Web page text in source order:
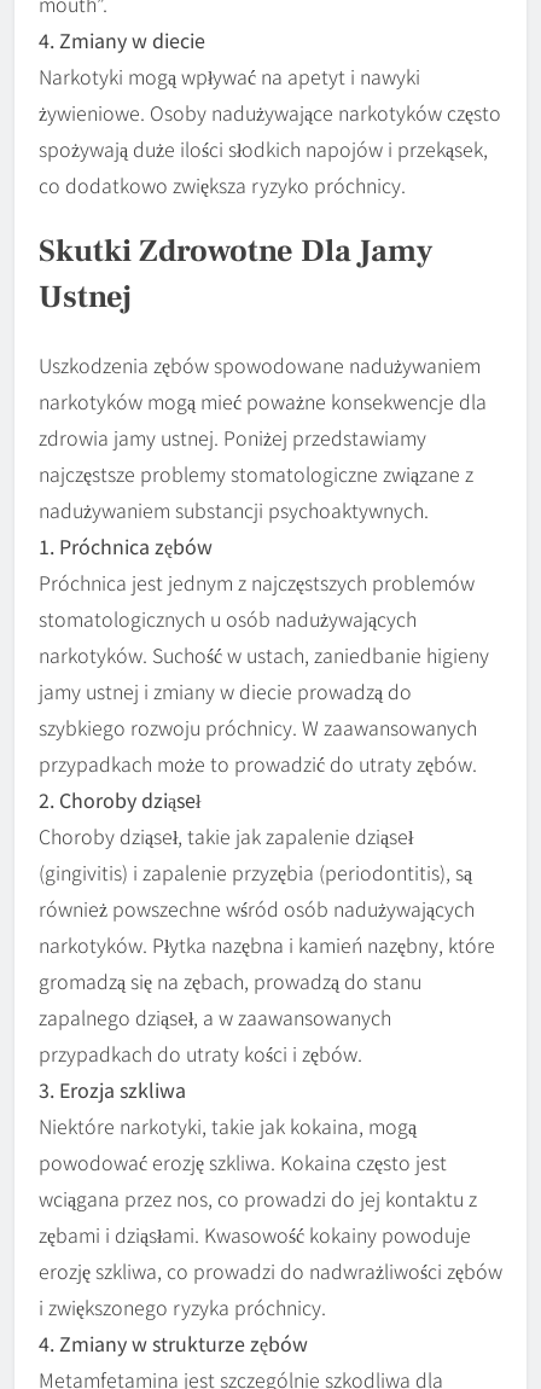
4. Zmiany w diecie
Narkotyki mogą wpływać na apetyt i nawyki
żywieniowe. Osoby nadużywające narkotyków często
spożywają duże ilości słodkich napojów i przekąsek,
co dodatkowo zwiększa ryzyko próchnicy.
Skutki Zdrowotne Dla Jamy
Ustnej
Uszkodzenia zębów spowodowane nadużywaniem
narkotyków mogą mieć poważne konsekwencje dla
zdrowia jamy ustnej. Poniżej przedstawiamy
najczęstsze problemy stomatologiczne związane z
nadużywaniem substancji psychoaktywnych.
1. Próchnica zębów
Próchnica jest jednym z najczęstszych problemów
stomatologicznych u osób nadużywających
narkotyków. Suchość w ustach, zaniedbanie higieny
jamy ustnej i zmiany w diecie prowadzą do
szybkiego rozwoju próchnicy. W zaawansowanych
przypadkach może to prowadzić do utraty zębów.
2. Choroby dziąseł
Choroby dziąseł, takie jak zapalenie dziąseł
(gingivitis) i zapalenie przyzębia (periodontitis), są
również powszechne wśród osób nadużywających
narkotyków. Płytka nazębna i kamień nazębny, które
gromadzą się na zębach, prowadzą do stanu
zapalnego dziąseł, a w zaawansowanych
przypadkach do utraty kości i zębów.
3. Erozja szkliwa
Niektóre narkotyki, takie jak kokaina, mogą
powodować erozję szkliwa. Kokaina często jest
wciągana przez nos, co prowadzi do jej kontaktu z
zębami i dziąsłami. Kwasowość kokainy powoduje
erozję szkliwa, co prowadzi do nadwrażliwości zębów
i zwiększonego ryzyka próchnicy.
4. Zmiany w strukturze zębów
Metamfetamina jest szczególnie szkodliwa dla